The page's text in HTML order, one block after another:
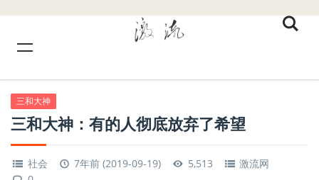
三和大神
三和大神：有的人彻底放弃了希望
社会 7年前 (2019-09-19) 5,513
激流网